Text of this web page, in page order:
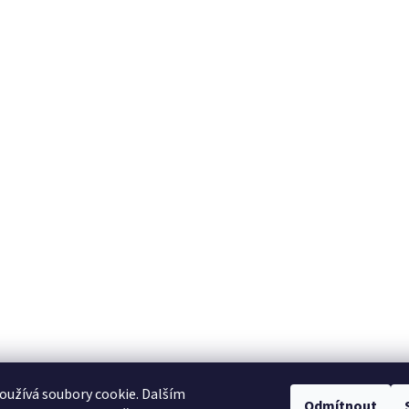
soubory cookie. Dalším